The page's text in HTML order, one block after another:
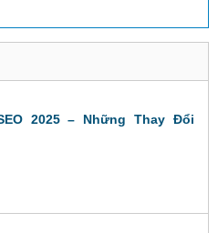
2025 – Những Thay Đổi